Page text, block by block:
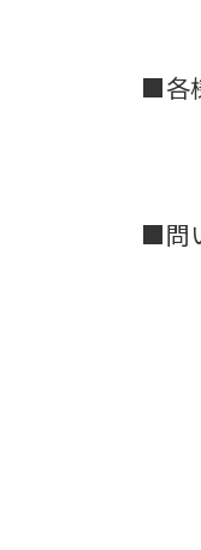
亀山
■各
■問
総